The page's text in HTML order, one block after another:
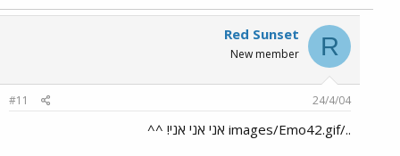
R
Red Sunset
New member
24/4/04
#11
../images/Emo42.gif אני אני אני! ^^